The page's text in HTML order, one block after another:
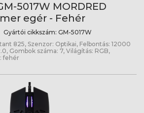
5017W MORDRED
egér - Fehér
Gyártói cikkszám: GM-5017W
825, Szenzor: Optikai, Felbontás: 12000
Gombok száma: 7, Világítás: RGB,
fehér